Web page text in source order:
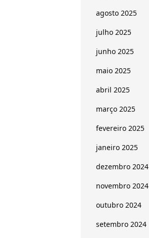
agosto 2025
julho 2025
junho 2025
maio 2025
abril 2025
março 2025
fevereiro 2025
janeiro 2025
dezembro 2024
novembro 2024
outubro 2024
setembro 2024